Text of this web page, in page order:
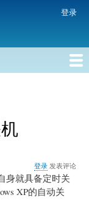
登录
登录 发表评论
身就具备定时关
XP的自动关